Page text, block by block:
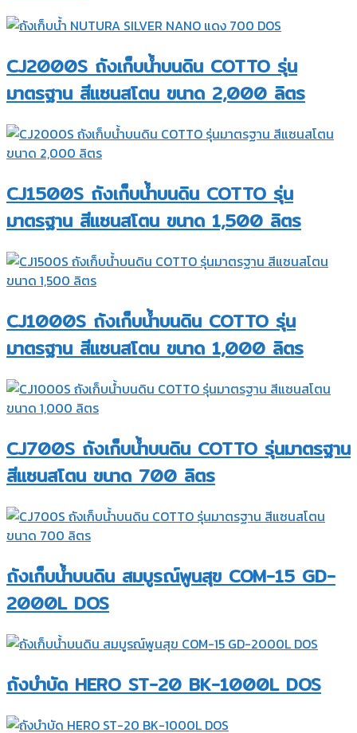
CJ2000S ถังเก็บน้ำบนดิน COTTO รุ่น
มาตรฐาน สีแซนสโตน ขนาด 2,000 ลิตร
CJ1500S ถังเก็บน้ำบนดิน COTTO รุ่น
มาตรฐาน สีแซนสโตน ขนาด 1,500 ลิตร
CJ1000S ถังเก็บน้ำบนดิน COTTO รุ่น
มาตรฐาน สีแซนสโตน ขนาด 1,000 ลิตร
CJ700S ถังเก็บน้ำบนดิน COTTO รุ่นมาตรฐาน
สีแซนสโตน ขนาด 700 ลิตร
ถังเก็บน้ำบนดิน สมบูรณ์พูนสุข COM-15 GD-
2000L DOS
ถังบำบัด HERO ST-20 BK-1000L DOS